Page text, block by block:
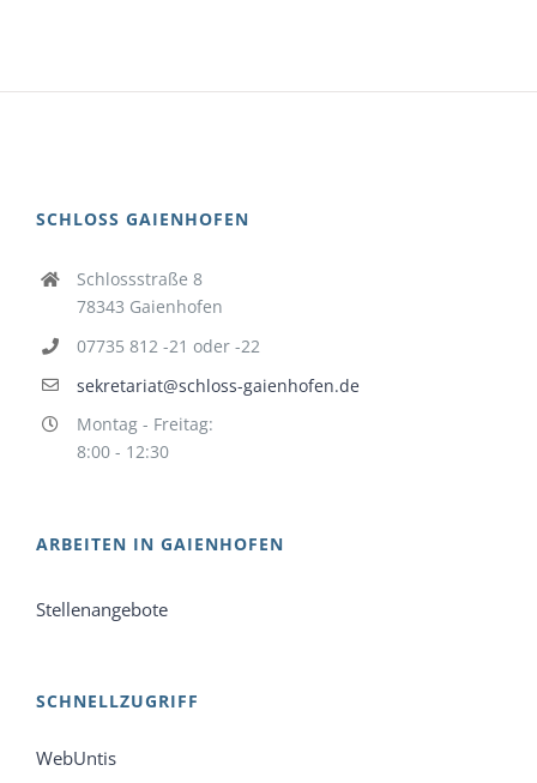
SCHLOSS GAIENHOFEN
Schlossstraße 8
78343 Gaienhofen
07735 812 -21 oder -22
sekretariat@schloss-gaienhofen.de
Montag - Freitag:
8:00 - 12:30
ARBEITEN IN GAIENHOFEN
Stellenangebote
SCHNELLZUGRIFF
WebUntis